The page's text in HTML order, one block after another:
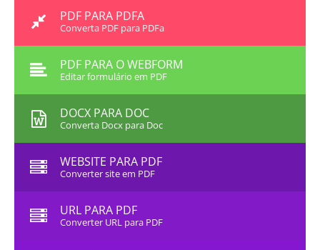
PDF PARA PDFA
Converta PDF para PDFa
PDF PARA O WEBFORM
Editar formulário em PDF
DOCX PARA DOC
Converta Docx para Doc
WEBSITE PARA PDF
Converter site em PDF
URL PARA PDF
Converter URL para PDF